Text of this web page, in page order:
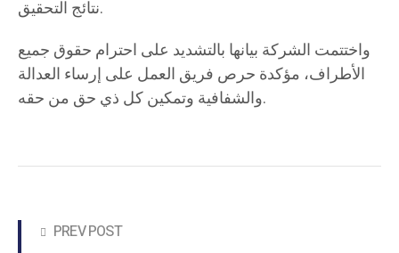
نتائج التحقيق.
واختتمت الشركة بيانها بالتشديد على احترام حقوق جميع
الأطراف، مؤكدة حرص فريق العمل على إرساء العدالة
والشفافية وتمكين كل ذي حق من حقه.
PREV POST